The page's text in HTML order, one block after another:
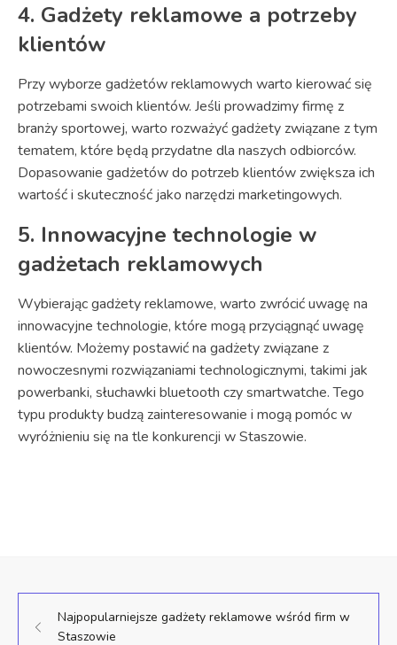
4. Gadżety reklamowe a potrzeby
klientów
Przy wyborze gadżetów reklamowych warto kierować się
potrzebami swoich klientów. Jeśli prowadzimy firmę z
branży sportowej, warto rozważyć gadżety związane z tym
tematem, które będą przydatne dla naszych odbiorców.
Dopasowanie gadżetów do potrzeb klientów zwiększa ich
wartość i skuteczność jako narzędzi marketingowych.
5. Innowacyjne technologie w
gadżetach reklamowych
Wybierając gadżety reklamowe, warto zwrócić uwagę na
innowacyjne technologie, które mogą przyciągnąć uwagę
klientów. Możemy postawić na gadżety związane z
nowoczesnymi rozwiązaniami technologicznymi, takimi jak
powerbanki, słuchawki bluetooth czy smartwatche. Tego
typu produkty budzą zainteresowanie i mogą pomóc w
wyróżnieniu się na tle konkurencji w Staszowie.
Najpopularniejsze gadżety reklamowe wśród firm w
Staszowie